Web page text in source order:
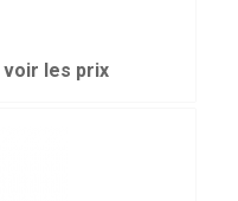
les prix